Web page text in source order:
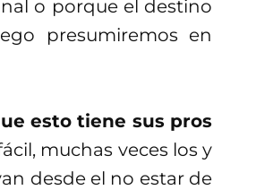
o porque el destino
presumiremos en
esto tiene sus pros
muchas veces los y
desde el no estar de